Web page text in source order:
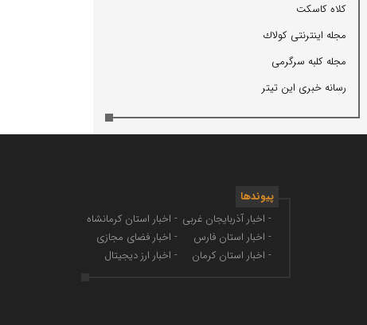
كلاه كاسكت
مجله اینترنتی كولاك
مجله كلبه سرگرمی
رسانه خبری این تیتر
پیوندها
- اخبار آذربایجان غربی
- اخبار استان فارس
- اخبار استان کرمان
- اخبار استان کرمانشاه
- اخبار فضای مجازی
- اخبار ارز دیجیتال